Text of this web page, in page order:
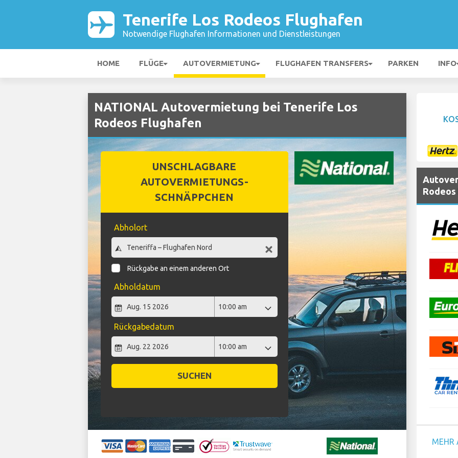
Tenerife Los Rodeos Flughafen
Notwendige Flughafen Informationen und Dienstleistungen
HOME FLÜGE AUTOVERMIETUNG FLUGHAFEN TRANSFERS PARKEN INFO
NATIONAL Autovermietung bei Tenerife Los
Rodeos Flughafen
UNSCHLAGBARE
AUTOVERMIETUNGS-
SCHNÄPPCHEN
Abholort
Rückgabe an einem anderen Ort
Abholdatum
Rückgabedatum
SUCHEN
MEHR